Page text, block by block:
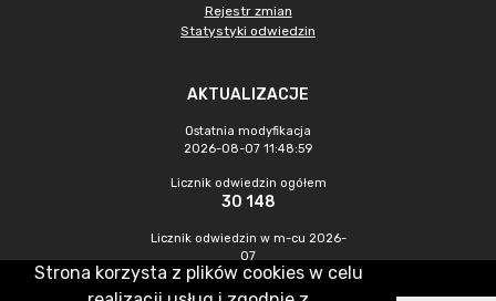
Rejestr zmian
Statystyki odwiedzin
AKTUALIZACJE
Ostatnia modyfikacja
2026-08-07 11:48:59
Licznik odwiedzin ogółem
30 148
Licznik odwiedzin w m-cu 2026-
07
638
Strona korzysta z plików cookies w celu